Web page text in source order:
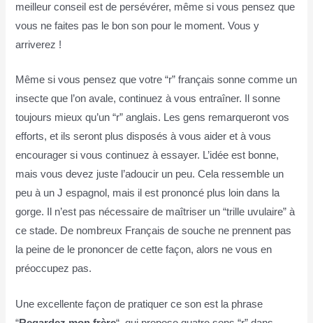
meilleur conseil est de persévérer, même si vous pensez que
vous ne faites pas le bon son pour le moment. Vous y
arriverez !
Même si vous pensez que votre “r” français sonne comme un
insecte que l’on avale, continuez à vous entraîner. Il sonne
toujours mieux qu’un “r” anglais. Les gens remarqueront vos
efforts, et ils seront plus disposés à vous aider et à vous
encourager si vous continuez à essayer. L’idée est bonne,
mais vous devez juste l’adoucir un peu. Cela ressemble un
peu à un J espagnol, mais il est prononcé plus loin dans la
gorge. Il n’est pas nécessaire de maîtriser un “trille uvulaire” à
ce stade. De nombreux Français de souche ne prennent pas
la peine de le prononcer de cette façon, alors ne vous en
préoccupez pas.
Une excellente façon de pratiquer ce son est la phrase